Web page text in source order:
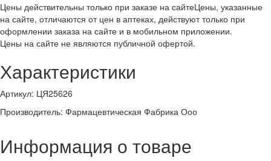
Цены действительны только при заказе на сайтеЦены, указанные
на сайте, отличаются от цен в аптеках, действуют только при
оформлении заказа на сайте и в мобильном приложении.
Цены на сайте не являются публичной офертой.
Характеристики
Артикул: ЦЯ25626
Производитель: Фармацевтическая Фабрика Ооо
Информация о товаре